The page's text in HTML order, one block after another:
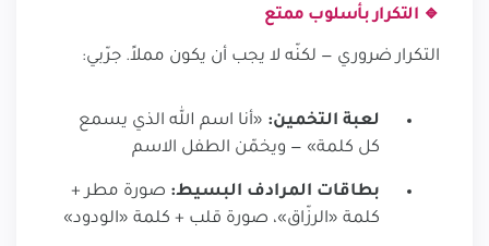
🔹 التكرار بأسلوب ممتع
التكرار ضروري — لكنّه لا يجب أن يكون مملاً. جرّبي:
لعبة التخمين: «أنا اسم الله الذي يسمع
كل كلمة» — ويخمّن الطفل الاسم
بطاقات المرادف البسيط: صورة مطر +
كلمة «الرزّاق»، صورة قلب + كلمة «الودود»